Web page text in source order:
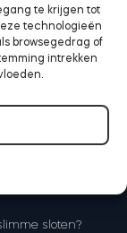
te krijgen tot
technologieën
browsegedrag of
intrekken
sloten?